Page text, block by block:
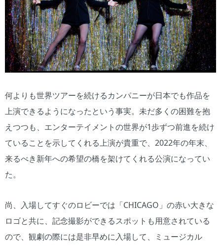
何よりも世界ツアーを続けるカンパニーが日本でも作品を
上演できるようになったという事実。未だ多くの困難を抱
えつつも、エンターテイメントの世界が1歩ずつ前進を続け
ていることを示してくれる上演が貴重で、2022年の年末、
来るべき新年への希望の橋を架けてくれる公演になってい
た。
尚、入場してすぐのロビーでは「CHICAGO」の赤い大きな
ロゴと共に、記念撮影ができるスポットも用意されている
ので、観劇の際には是非早めに入場して、ミュージカル